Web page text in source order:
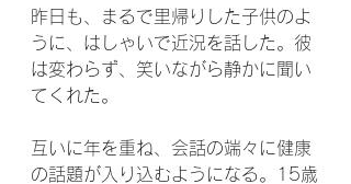
昨日も、まるで里帰りした子供のよ
うに、はしゃいで近況を話した。彼
は変わらず、笑いながら静かに聞い
てくれた。
互いに年を重ね、会話の端々に健康
の話題が入り込むようになる。15歳